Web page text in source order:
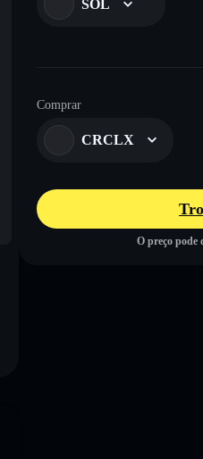
SOL
Comprar
CRCLX
O preço pode